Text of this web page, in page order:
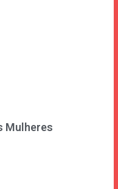
Mulheres